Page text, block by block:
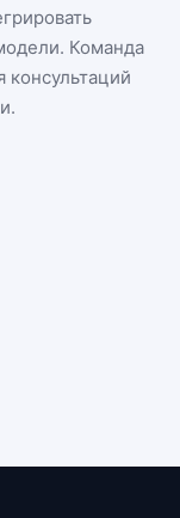
Команда
консультаций